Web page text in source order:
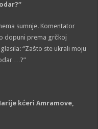
“
sumnje. Komentator
dopuni prema grčkoj
“Zašto ste ukrali moju
…?”
arije kćeriAmramove,